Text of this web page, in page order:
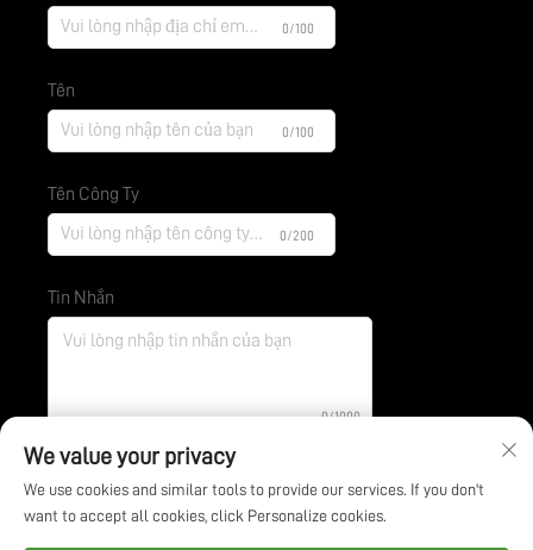
0/100
Tên
0/100
Tên Công Ty
0/200
Tin Nhắn
0/1000
Gửi
We value your privacy
We use cookies and similar tools to provide our services. If you don't
want to accept all cookies, click Personalize cookies.